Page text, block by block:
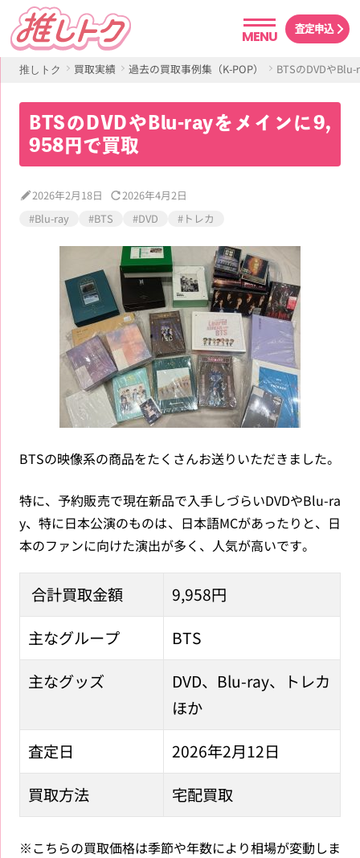
MENU
査定申込
推しトク 買取実績 過去の買取事例集（K-POP） BTSのDVDや
BTSのDVDやBlu-rayをメインに9,
958円で買取
2026年2月18日
2026年4月2日
#Blu-ray
#BTS #DVD #トレカ
BTSの映像系の商品をたくさんお送りいただきました。
特に、予約販売で現在新品で入手しづらいDVDやBlu-ra
y、特に日本公演のものは、日本語MCがあったりと、日
本のファンに向けた演出が多く、人気が高いです。
合計買取金額
9,958円
主なグループ
BTS
主なグッズ
DVD、Blu-ray、トレカ
ほか
査定日
2026年2月12日
買取方法
宅配買取
※こちらの買取価格は季節や年数により相場が変動しま